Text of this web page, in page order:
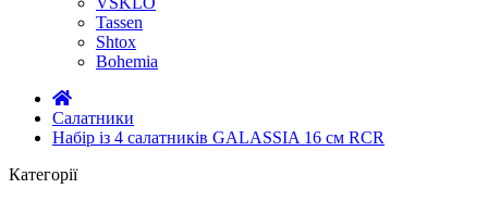
Tassen
Shtox
Bohemia
Салатники
Набір із 4 салатників GALASSIA 16 см RCR
Категорії